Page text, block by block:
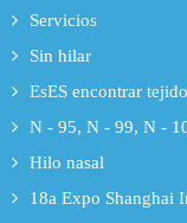
Servicios
Sin hilar
EsES encontrar
N - 95, N - 99, N -
Hilo nasal
18a Expo Shanghai